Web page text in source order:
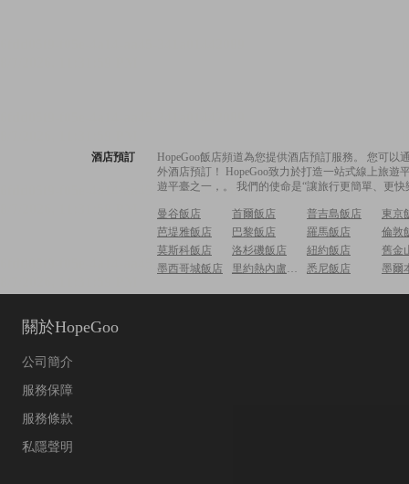
酒店預訂
HopeGoo飯店頻道為您提供酒店預訂服務。 您可
外酒店預訂！ HopeGoo致力於打造一站式線上旅
遊平臺之一，。 我們的使命是“讓旅行更簡單、更
曼谷飯店 首爾飯店 普吉島飯店
東京
芭堤雅飯店
巴黎飯店 羅馬飯店
倫敦
莫斯科飯店
洛杉磯飯店 紐約飯店
舊金
墨西哥城飯店
里約熱內盧飯店 悉尼飯店 墨爾
關於HopeGoo
公司簡介
服務保障
服務條款
私隱聲明